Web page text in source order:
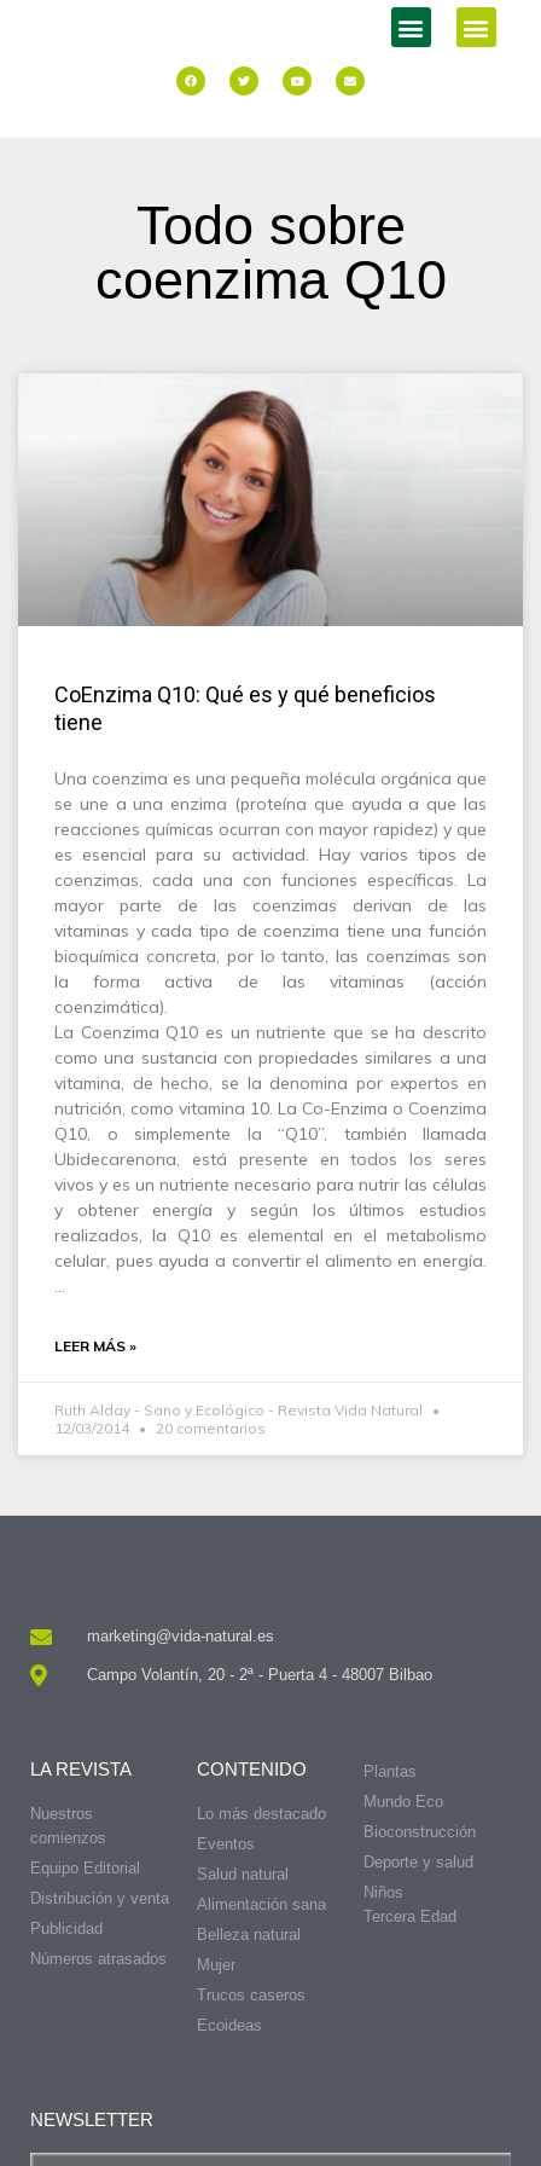
Todo sobre
coenzima Q10
CoEnzima Q10: Qué es y qué beneficios
tiene
Una coenzima es una pequeña molécula orgánica que
se une a una enzima (proteína que ayuda a que las
reacciones químicas ocurran con mayor rapidez) y que
es esencial para su actividad. Hay varios tipos de
coenzimas, cada una con funciones específicas. La
mayor parte de las coenzimas derivan de las
vitaminas y cada tipo de coenzima tiene una función
bioquímica concreta, por lo tanto, las coenzimas son
la forma activa de las vitaminas (acción
coenzimática).
La Coenzima Q10 es un nutriente que se ha descrito
como una sustancia con propiedades similares a una
vitamina, de hecho, se la denomina por expertos en
nutrición, como vitamina 10. La Co-Enzima o Coenzima
Q10, o simplemente la “Q10”, también llamada
Ubidecarenona, está presente en todos los seres
vivos y es un nutriente necesario para nutrir las células
y obtener energía y según los últimos estudios
realizados, la Q10 es elemental en el metabolismo
celular, pues ayuda a convertir el alimento en energía.
…
LEER MÁS »
Ruth Alday - Sano y Ecológico - Revista Vida Natural
12/03/2014
20 comentarios
marketing@vida-natural.es
Campo Volantín, 20 - 2ª - Puerta 4 - 48007 Bilbao
LA REVISTA
Nuestros
comienzos
Equipo Editorial
Distribución y venta
Publicidad
Números atrasados
CONTENIDO
Lo más destacado
Eventos
Salud natural
Alimentación sana
Belleza natural
Mujer
Trucos caseros
Ecoideas
Plantas
Mundo Eco
Bioconstrucción
Deporte y salud
Niños
Tercera Edad
NEWSLETTER